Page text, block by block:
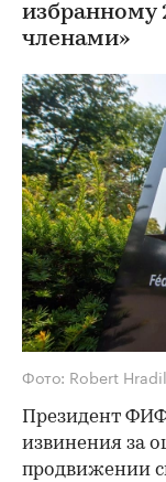
избранному
членами»
Фото: Robert
Президент
извинения за
продвижении